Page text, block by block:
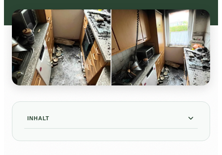
INHALT
Schnellplan: Erstmaßnahmen & sichere